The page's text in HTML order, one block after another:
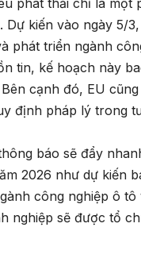
phát thải chỉ là
Dự kiến vào ngày 5/
phát triển ngành
tin, kế hoạch này
cạnh đó, EU
định pháp lý trong
báo sẽ đẩy
2026 như dự kiến
công nghiệp ô
nghiệp sẽ được tổ